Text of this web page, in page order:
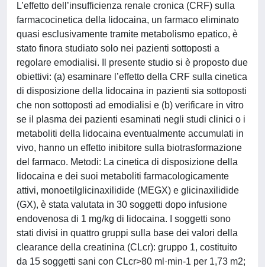
L’effetto dell’insufficienza renale cronica (CRF) sulla
farmacocinetica della lidocaina, un farmaco eliminato
quasi esclusivamente tramite metabolismo epatico, è
stato finora studiato solo nei pazienti sottoposti a
regolare emodialisi. Il presente studio si è proposto due
obiettivi: (a) esaminare l’effetto della CRF sulla cinetica
di disposizione della lidocaina in pazienti sia sottoposti
che non sottoposti ad emodialisi e (b) verificare in vitro
se il plasma dei pazienti esaminati negli studi clinici o i
metaboliti della lidocaina eventualmente accumulati in
vivo, hanno un effetto inibitore sulla biotrasformazione
del farmaco. Metodi: La cinetica di disposizione della
lidocaina e dei suoi metaboliti farmacologicamente
attivi, monoetilglicinaxilidide (MEGX) e glicinaxilidide
(GX), è stata valutata in 30 soggetti dopo infusione
endovenosa di 1 mg/kg di lidocaina. I soggetti sono
stati divisi in quattro gruppi sulla base dei valori della
clearance della creatinina (CLcr): gruppo 1, costituito
da 15 soggetti sani con CLcr>80 ml·min-1 per 1,73 m2;